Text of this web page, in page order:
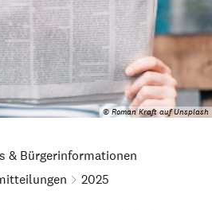
© Roman Kraft auf Unsplash
& Bürgerinformationen
2025